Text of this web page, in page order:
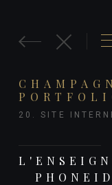
20. SITE
PHONEID